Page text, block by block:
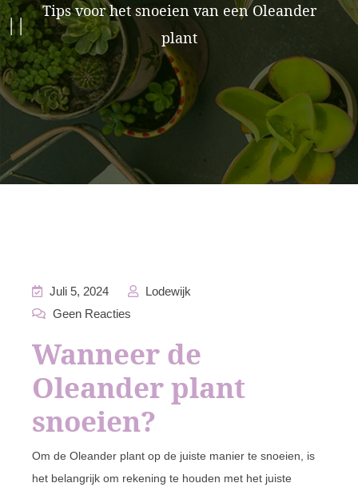
Tips voor het snoeien van een Oleander
plant
Juli 5, 2024
Lodewijk
Geen Reacties
Wanneer de
Oleander plant
snoeien?
Om de Oleander plant op de juiste manier te snoeien, is
het belangrijk om rekening te houden met het juiste